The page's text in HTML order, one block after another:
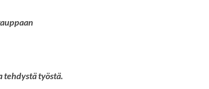
tehdystä työstä.